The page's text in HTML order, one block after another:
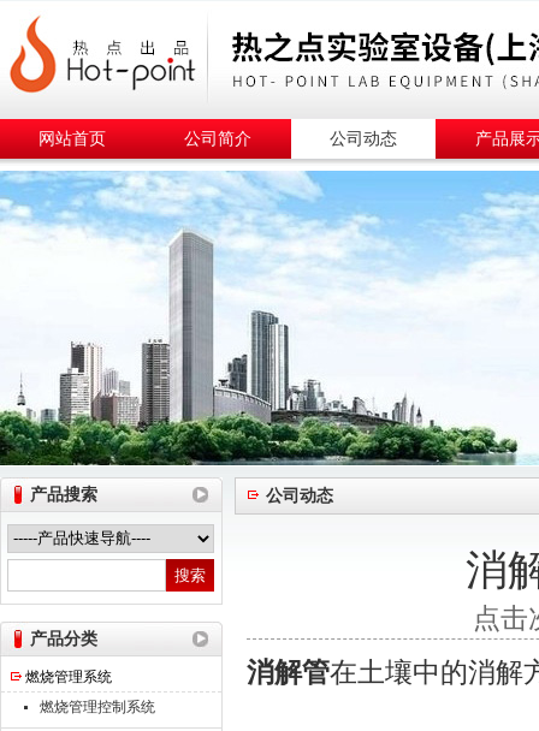
热之点实验室设备（上海）有限公司
网站首页 公司简介 公司动态 产品展
产品搜索
产品分类
燃烧管理系统
燃烧管理控制系统
公司动态
消
点击
消解管在土壤中的消